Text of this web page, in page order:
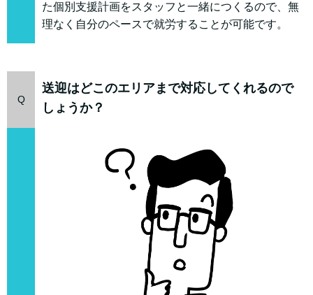
た個別支援計画をスタッフと一緒につくるので、無
理なく自分のペースで就労することが可能です。
Q
送迎はどこのエリアまで対応してくれるので
しょうか？